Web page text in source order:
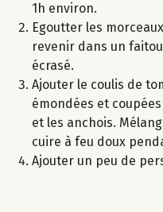
1h environ.
Egoutter les
revenir dans un
écrasé.
Ajouter le coulis de
émondées et
et les anchois.
cuire à feu doux
Ajouter un peu de